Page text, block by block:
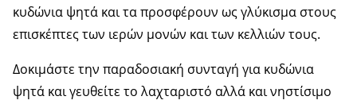
κυδώνια ψητά και τα προσφέρουν ως γλύκισμα στους
επισκέπτες των ιερών μονών και των κελλιών τους.
Δοκιμάστε την παραδοσιακή συνταγή για κυδώνια
ψητά και γευθείτε το λαχταριστό αλλά και νηστίσιμο